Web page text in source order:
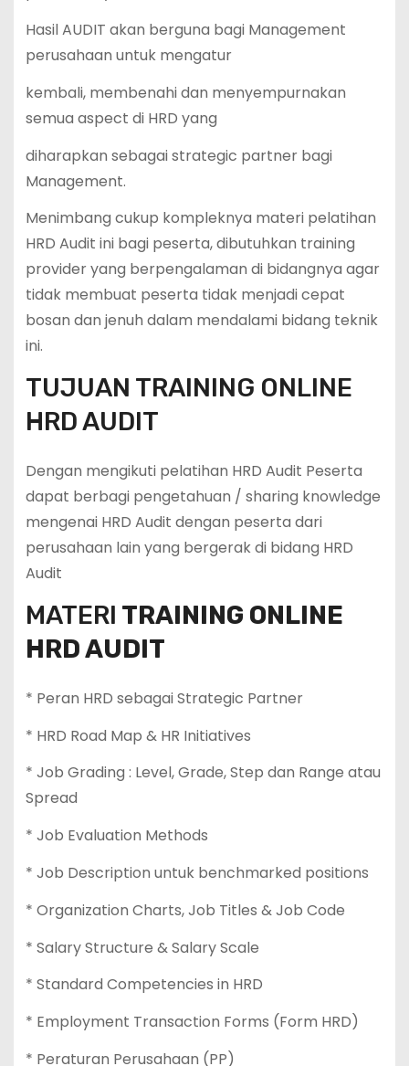
Hasil AUDIT akan berguna bagi Management
perusahaan untuk mengatur
kembali, membenahi dan menyempurnakan
semua aspect di HRD yang
diharapkan sebagai strategic partner bagi
Management.
Menimbang cukup kompleknya materi pelatihan
HRD Audit ini bagi peserta, dibutuhkan training
provider yang berpengalaman di bidangnya agar
tidak membuat peserta tidak menjadi cepat
bosan dan jenuh dalam mendalami bidang teknik
ini.
TUJUAN TRAINING ONLINE
HRD AUDIT
Dengan mengikuti pelatihan HRD Audit Peserta
dapat berbagi pengetahuan / sharing knowledge
mengenai HRD Audit dengan peserta dari
perusahaan lain yang bergerak di bidang HRD
Audit
MATERI TRAINING ONLINE
HRD AUDIT
* Peran HRD sebagai Strategic Partner
* HRD Road Map & HR Initiatives
* Job Grading : Level, Grade, Step dan Range atau
Spread
* Job Evaluation Methods
* Job Description untuk benchmarked positions
* Organization Charts, Job Titles & Job Code
* Salary Structure & Salary Scale
* Standard Competencies in HRD
* Employment Transaction Forms (Form HRD)
* Peraturan Perusahaan (PP)